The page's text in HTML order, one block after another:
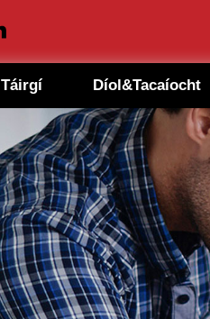
Táirgí Díol&Tacaíocht